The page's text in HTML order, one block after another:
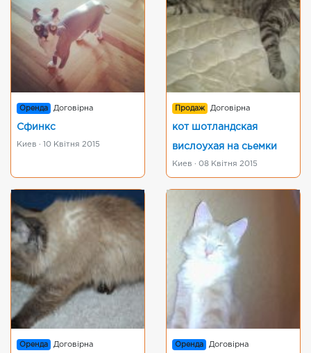
Оренда Договірна
Сфинкс
Киев · 10 Квітня 2015
Продаж Договірна
кот шотландская
вислоухая на сьемки
Киев · 08 Квітня 2015
Оренда Договірна Оренда Договірна